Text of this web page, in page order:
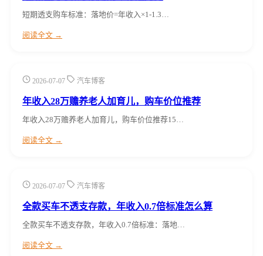
短期透支购车标准：落地价=年收入×1-1.3…
阅读全文 →
2026-07-07 汽车博客
年收入28万赡养老人加育儿，购车价位推荐
年收入28万赡养老人加育儿，购车价位推荐15…
阅读全文 →
2026-07-07 汽车博客
全款买车不透支存款，年收入0.7倍标准怎么算
全款买车不透支存款，年收入0.7倍标准：落地…
阅读全文 →